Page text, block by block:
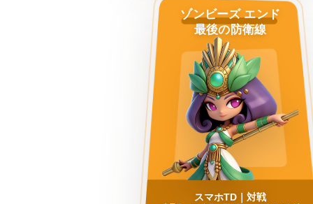
ゾンビーズ エンド
最後の防衛線
スマホTD｜対戦